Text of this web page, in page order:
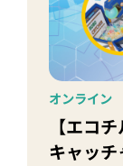
オンライン
【エコ
キャッチ